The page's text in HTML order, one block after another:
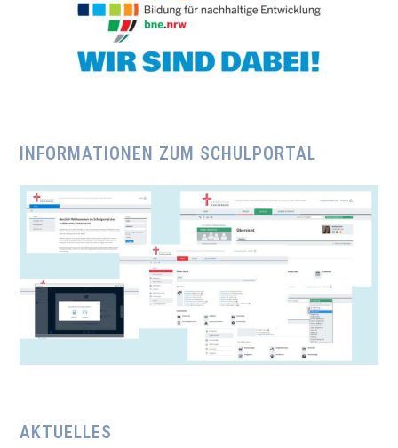
INFORMATIONEN ZUM SCHULPORTAL
AKTUELLES